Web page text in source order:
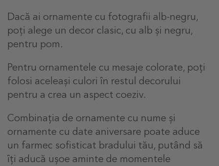
Dacă ai ornamente cu fotografii alb-negru,
poți alege un decor clasic, cu alb și negru,
pentru pom.
Pentru ornamentele cu mesaje colorate, poți
folosi aceleași culori în restul decorului
pentru a crea un aspect coeziv.
Combinația de ornamente cu nume și
ornamente cu date aniversare poate aduce
un farmec sofisticat bradului tău, putând să
îți aducă ușoe aminte de momentele